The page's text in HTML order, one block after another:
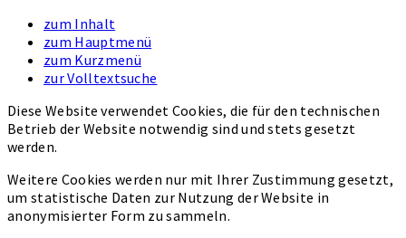
zum Inhalt
zum Hauptmenü
zum Kurzmenü
zur Volltextsuche
Diese Website verwendet Cookies, die für den technischen
Betrieb der Website notwendig sind und stets gesetzt
werden.
Weitere Cookies werden nur mit Ihrer Zustimmung gesetzt,
um statistische Daten zur Nutzung der Website in
anonymisierter Form zu sammeln.